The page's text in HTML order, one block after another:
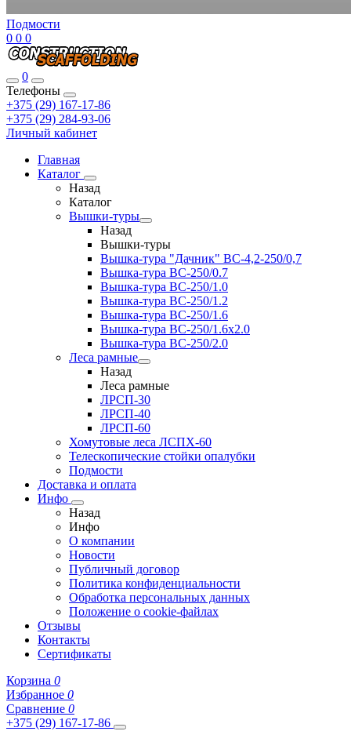
Подмости
0 0 0
0
Телефоны
+375 (29) 167-17-86
+375 (29) 284-93-06
Личный кабинет
Главная
Каталог
Назад
Каталог
Вышки-туры
Назад
Вышки-туры
Вышка-тура "Дачник" ВС-4,2-250/0,7
Вышка-тура ВС-250/0.7
Вышка-тура ВС-250/1.0
Вышка-тура ВС-250/1.2
Вышка-тура ВС-250/1.6
Вышка-тура ВС-250/1.6х2.0
Вышка-тура ВС-250/2.0
Леса рамные
Назад
Леса рамные
ЛРСП-30
ЛРСП-40
ЛРСП-60
Хомутовые леса ЛСПХ-60
Телескопические стойки опалубки
Подмости
Доставка и оплата
Инфо
Назад
Инфо
О компании
Новости
Публичный договор
Политика конфиденциальности
Обработка персональных данных
Положение о cookie-файлах
Отзывы
Контакты
Сертификаты
Корзина 0
Избранное 0
Сравнение 0
+375 (29) 167-17-86